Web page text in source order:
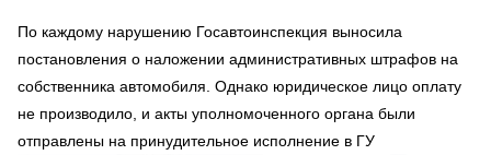
По каждому нарушению Госавтоинспекция выносила
постановления о наложении административных штрафов на
собственника автомобиля. Однако юридическое лицо оплату
не производило, и акты уполномоченного органа были
отправлены на принудительное исполнение в ГУ